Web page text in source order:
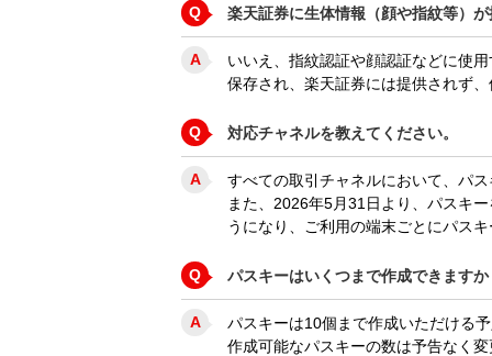
Q 楽天証券に生体情報（顔や指紋等）
A
いいえ、指紋認証や顔認証などに使
保存され、楽天証券には提供されず
Q 対応チャネルを教えてください。
A
すべての取引チャネルにおいて、パ
また、2026年5月31日より、パスキ
うになり、ご利用の端末ごとにパス
Q パスキーはいくつまで作成できますか
A
パスキーは10個まで作成いただける
作成可能なパスキーの数は予告なく